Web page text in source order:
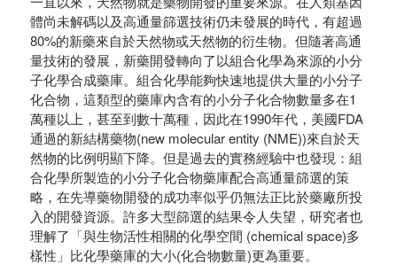
體尚未解碼以及高通量篩選技術仍未發展的時代，有超過
80%的新藥來自於天然物或天然物的衍生物。但隨著高通
量技術的發展，新藥開發轉向了以組合化學為來源的小分
子化學合成藥庫。組合化學能夠快速地提供大量的小分子
化合物，這類型的藥庫內含有的小分子化合物數量多在1
萬種以上，甚至到數十萬種，因此在1990年代，美國FDA
通過的新結構藥物(new molecular entity (NME))來自於天
然物的比例明顯下降。但是過去的實務經驗中也發現：組
合化學所製造的小分子化合物藥庫配合高通量篩選的策
略，在先導藥物開發的成功率似乎仍無法正比於藥廠所投
入的開發資源。許多大型篩選的結果令人失望，研究者也
理解了「與生物活性相關的化學空間 (chemical space)多
樣性」比化學藥庫的大小(化合物數量)更為重要。